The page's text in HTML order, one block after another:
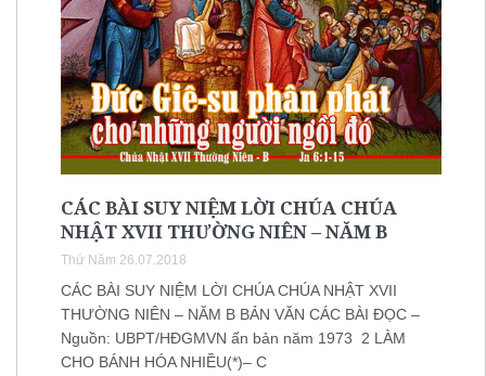
CÁC BÀI SUY NIỆM LỜI CHÚA CHÚA
NHẬT XVII THƯỜNG NIÊN – NĂM B
Thứ Năm 26.07.2018
CÁC BÀI SUY NIỆM LỜI CHÚA CHÚA NHẬT XVII
THƯỜNG NIÊN – NĂM B BẢN VĂN CÁC BÀI ĐỌC –
Nguồn: UBPT/HĐGMVN ấn bản năm 1973 2 LÀM
CHO BÁNH HÓA NHIỀU(*)– C